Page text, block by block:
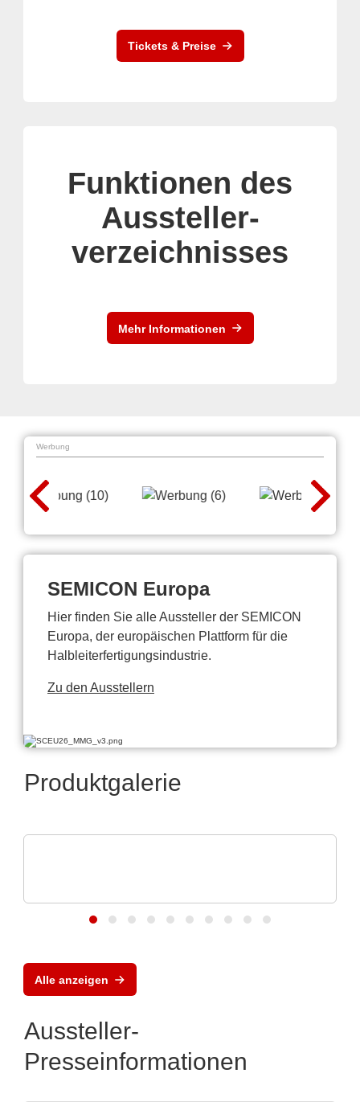
Tickets & Preise
Funktionen des
Aussteller-
verzeichnisses
Mehr Informationen
Werbung
SEMICON Europa
Hier finden Sie alle Aussteller der SEMICON
Europa, der europäischen Plattform für die
Halbleiterfertigungsindustrie.
Zu den Ausstellern
Produktgalerie
Alle anzeigen
Aussteller-
Presseinformationen